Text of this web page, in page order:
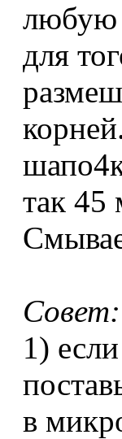
любую
для
так 45
Совет:
1)
в